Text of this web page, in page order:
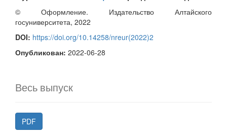
© Оформление. Издательство Алтайского
госуниверситета, 2022
DOI: https://doi.org/10.14258/nreur(2022)2
Опубликован: 2022-06-28
Весь выпуск
PDF